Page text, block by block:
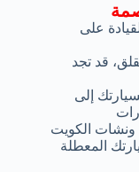
على
قد تجد
إلى
ونشات الكويت
المعطلة